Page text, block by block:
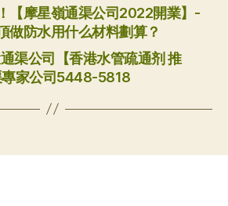
【摩星嶺通渠公司2022開業】-
做防水用什么材料劃算？
渠公司【香港水管疏通剂 推
家公司5448-5818